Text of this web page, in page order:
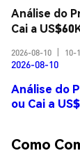
Análise do
Cai a
2026-08-10 10-
2026-08-10
Análise do
ou Cai a
Como